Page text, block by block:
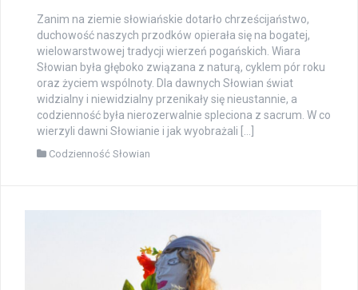
Zanim na ziemie słowiańskie dotarło chrześcijaństwo,
duchowość naszych przodków opierała się na bogatej,
wielowarstwowej tradycji wierzeń pogańskich. Wiara
Słowian była głęboko związana z naturą, cyklem pór roku
oraz życiem wspólnoty. Dla dawnych Słowian świat
widzialny i niewidzialny przenikały się nieustannie, a
codzienność była nierozerwalnie spleciona z sacrum. W co
wierzyli dawni Słowianie i jak wyobrażali […]
Codzienność Słowian